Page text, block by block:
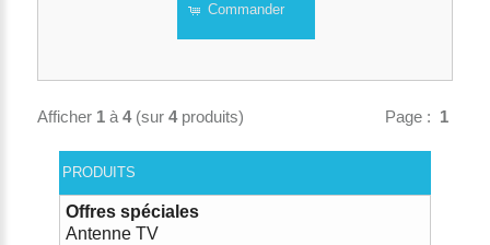
Commander
Page : 1
Afficher 1à 4(sur 4produits)
PRODUITS
Offres spéciales
Antenne TV